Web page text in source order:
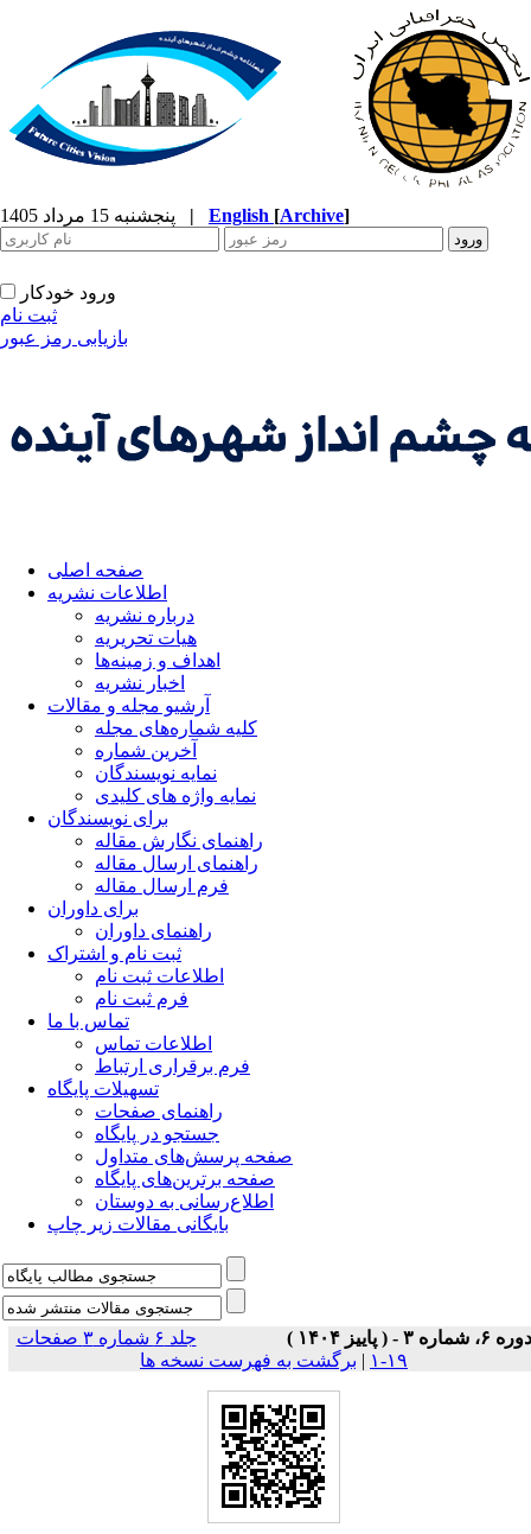
| English [Archive]
ورود خودکار
ثبت نام
بازیابی رمز عبور
صفحه اصلی
اطلاعات نشریه
درباره نشریه
هیات تحریریه
اهداف و زمینه‌ها
اخبار نشریه
آرشیو مجله و مقالات
کلیه شماره‌های مجله
آخرین شماره
نمایه نویسندگان
نمایه واژه های کلیدی
برای نویسندگان
راهنمای نگارش مقاله
راهنمای ارسال مقاله
فرم ارسال مقاله
برای داوران
راهنمای داوران
ثبت نام و اشتراک
اطلاعات ثبت نام
فرم ثبت نام
تماس با ما
اطلاعات تماس
فرم برقراری ارتباط
تسهیلات پایگاه
راهنمای صفحات
جستجو در پایگاه
صفحه پرسش‌های متداول
صفحه برترین‌های پایگاه
اطلاع‌رسانی به دوستان
بایگانی مقالات زیر چاپ
دوره ۶، شماره ۳ - ( پاییز ۱۴۰۴ )
جلد ۶ شماره ۳ صفحات
۱۹-۱
| برگشت به فهرست نسخه ها